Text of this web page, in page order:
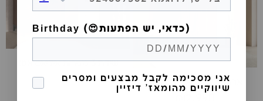
ארון 2 דלתות איליאס אגוז
שידת 3 מגירות איליאס אגוז
Birthday (😍כדאי, יש הפתעות)
הסכמה לקבל מבצעים
אני מסכימה לקבל מבצעים ומסרים
שיווקיים מהומאז' דיזיין